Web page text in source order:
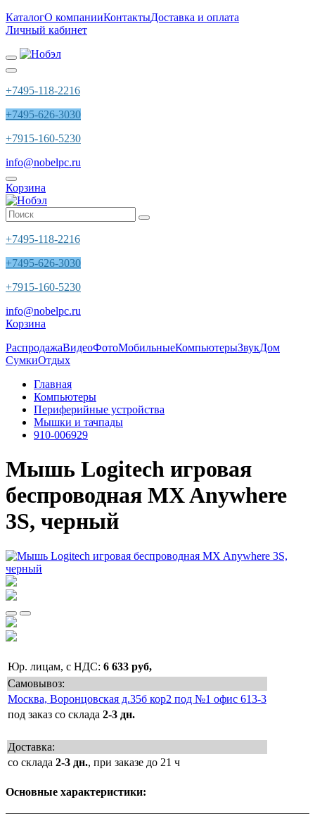
КаталогО компанииКонтактыДоставка и оплата
Личный кабинет
+7495-118-2216
+7495-626-3030
+7915-160-5230
info@nobelpc.ru
Корзина
+7495-118-2216
+7495-626-3030
+7915-160-5230
info@nobelpc.ru
Корзина
РаспродажаВидеоФотоМобильныеКомпьютерыЗвукДом
СумкиОтдых
Главная
Компьютеры
Периферийные устройства
Мышки и тачпады
910-006929
Мышь Logitech игровая
беспроводная MX Anywhere
3S, черный
Юр. лицам, с НДС: 6 633 руб,
Самовывоз:
Москва, Воронцовская д.35б кор2 под №1 офис 613-3
под заказ со склада 2-3 дн.
Доставка:
со склада 2-3 дн., при заказе до 21 ч
Основные характеристики: